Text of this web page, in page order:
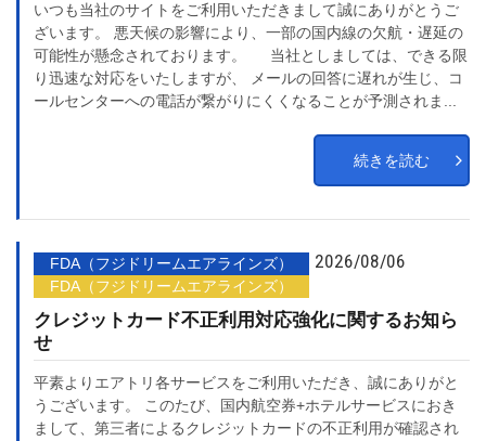
いつも当社のサイトをご利用いただきまして誠にありがとうご
ざいます。 悪天候の影響により、一部の国内線の欠航・遅延の
可能性が懸念されております。 当社としましては、できる限
り迅速な対応をいたしますが、 メールの回答に遅れが生じ、コ
ールセンターへの電話が繋がりにくくなることが予測されま...
続きを読む
FDA（フジドリームエアラインズ）
FDA（フジドリームエアラインズ）
2026/08/06
クレジットカード不正利用対応強化に関するお知ら
せ
平素よりエアトリ各サービスをご利用いただき、誠にありがと
うございます。 このたび、国内航空券+ホテルサービスにおき
まして、第三者によるクレジットカードの不正利用が確認され